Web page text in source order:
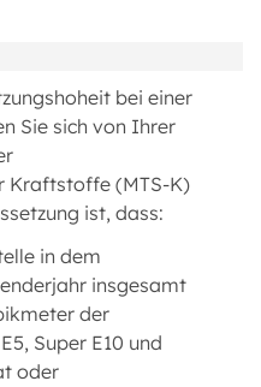
bei einer
Sie sich von Ihrer
Kraftstoffe (MTS-K)
ist, dass:
in dem
insgesamt
der
Super E10 und
oder